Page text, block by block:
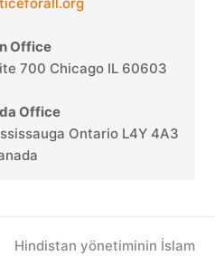
Office
700 Chicago IL 60603
Office
Ontario L4Y 4A3
next
Hindistan yönetiminin İslam